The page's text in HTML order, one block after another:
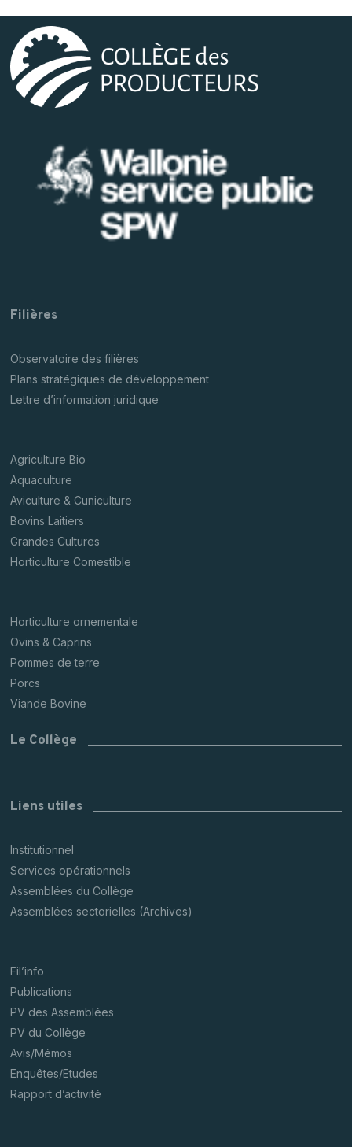
Filières
Observatoire des filières
Plans stratégiques de développement
Lettre d’information juridique
Agriculture Bio
Aquaculture
Aviculture & Cuniculture
Bovins Laitiers
Grandes Cultures
Horticulture Comestible
Horticulture ornementale
Ovins & Caprins
Pommes de terre
Porcs
Viande Bovine
Le Collège
Liens utiles
Institutionnel
Services opérationnels
Assemblées du Collège
Assemblées sectorielles (Archives)
Fil’info
Publications
PV des Assemblées
PV du Collège
Avis/Mémos
Enquêtes/Etudes
Rapport d’activité